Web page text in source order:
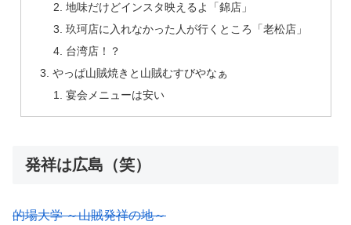
地味だけどインスタ映えるよ「錦店」
玖珂店に入れなかった人が行くところ「老松店」
台湾店！？
やっぱ山賊焼きと山賊むすびやなぁ
宴会メニューは安い
発祥は広島（笑）
的場大学 ～山賊発祥の地～